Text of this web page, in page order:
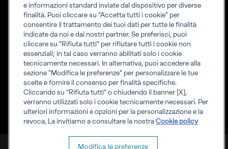
Connettiti
Uffici
Certification Member
Area
Certificati clienti
certification
Marine Member Area
Applicazioni digitali
marine
Informati
Informazioni legali
Compliance
Governance
Whistleblowing
Fatturazione elettronica
Accreditamenti RINA
Regolamenti RINA
RINA S.p.A. P.IVA IT 03794120109
e informazioni standard inviate dal dispositivo per diverse
finalità. Puoi cliccare su "Accetta tutti i cookie" per
consentire il trattamento dei tuoi dati per tutte le finalità
indicate da noi e dai nostri partner. Se preferisci, puoi
cliccare su "Rifiuta tutti" per rifiutare tutti i cookie non
essenziali; in tal caso verranno abilitati solo i cookie
tecnicamente necessari. In alternativa, puoi accedere alla
sezione "Modifica le preferenze" per personalizzare le tue
scelte e fornire il consenso per finalità specifiche.
Cliccando su “Rifiuta tutti” o chiudendo il banner [X],
verranno utilizzati solo i cookie tecnicamente necessari. Per
ulteriori informazioni e opzioni per la personalizzazione e la
revoca, La invitiamo a consultare la nostra Cookie policy
Modifica le preferenze